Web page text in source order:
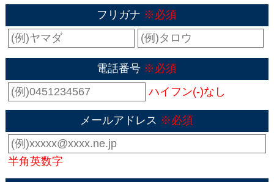
フリガナ ※必須
電話番号 ※必須
ハイフン(-)なし
メールアドレス ※必須
半角英数字